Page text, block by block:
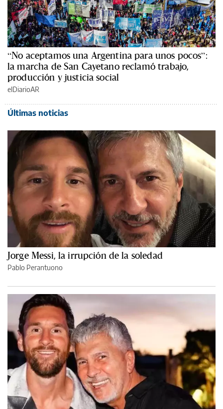
“No aceptamos una Argentina para unos pocos”:
la marcha de San Cayetano reclamó trabajo,
producción y justicia social
elDiarioAR
Últimas noticias
Jorge Messi, la irrupción de la soledad
Pablo Perantuono